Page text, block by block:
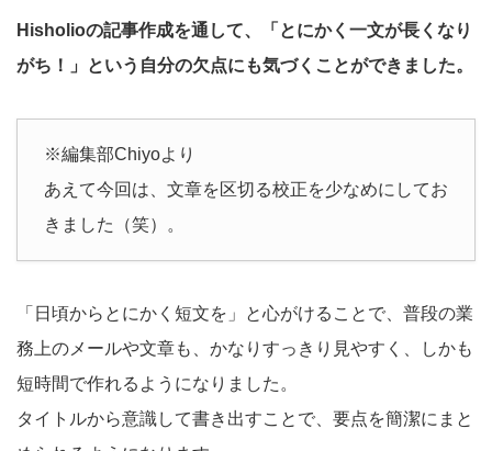
Hisholioの記事作成を通して、「とにかく一文が長くなり
がち！」という自分の欠点にも気づくことができました。
※編集部Chiyoより
あえて今回は、文章を区切る校正を少なめにしてお
きました（笑）。
「日頃からとにかく短文を」と心がけることで、普段の業
務上のメールや文章も、かなりすっきり見やすく、しかも
短時間で作れるようになりました。
タイトルから意識して書き出すことで、要点を簡潔にまと